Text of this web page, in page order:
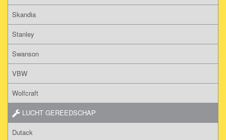
Skandia
Stanley
Swanson
VBW
Wolfcraft
LUCHT GEREEDSCHAP
Dutack